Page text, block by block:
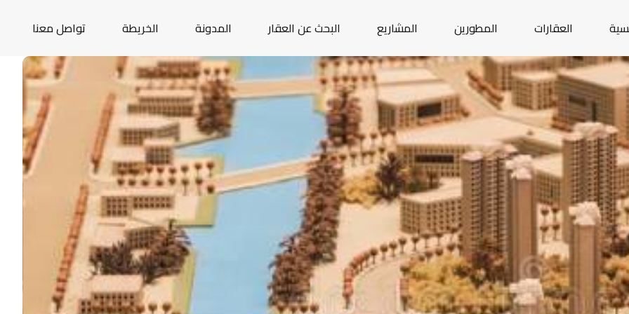
العقارات المطورين المشاريع البحث عن العقار المدونة الخريطة تواصل معنا